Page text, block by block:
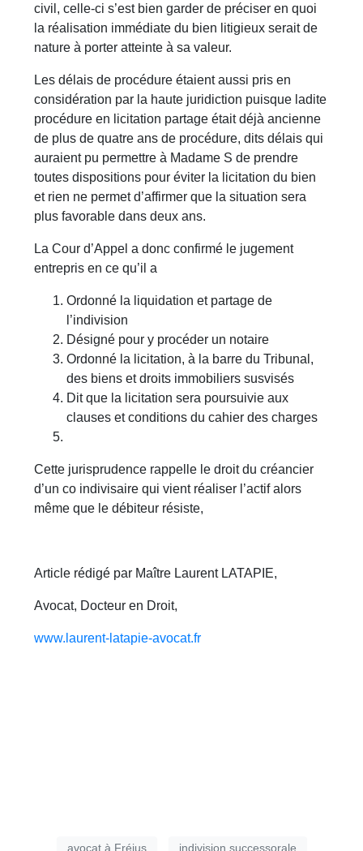
civil, celle-ci s’est bien garder de préciser en quoi
la réalisation immédiate du bien litigieux serait de
nature à porter atteinte à sa valeur.
Les délais de procédure étaient aussi pris en
considération par la haute juridiction puisque ladite
procédure en licitation partage était déjà ancienne
de plus de quatre ans de procédure, dits délais qui
auraient pu permettre à Madame S de prendre
toutes dispositions pour éviter la licitation du bien
et rien ne permet d’affirmer que la situation sera
plus favorable dans deux ans.
La Cour d’Appel a donc confirmé le jugement
entrepris en ce qu’il a
Ordonné la liquidation et partage de
l’indivision
Désigné pour y procéder un notaire
Ordonné la licitation, à la barre du Tribunal,
des biens et droits immobiliers susvisés
Dit que la licitation sera poursuivie aux
clauses et conditions du cahier des charges
Cette jurisprudence rappelle le droit du créancier
d’un co indivisaire qui vient réaliser l’actif alors
même que le débiteur résiste,
Article rédigé par Maître Laurent LATAPIE,
Avocat, Docteur en Droit,
www.laurent-latapie-avocat.fr
avocat à Fréjus indivision successorale